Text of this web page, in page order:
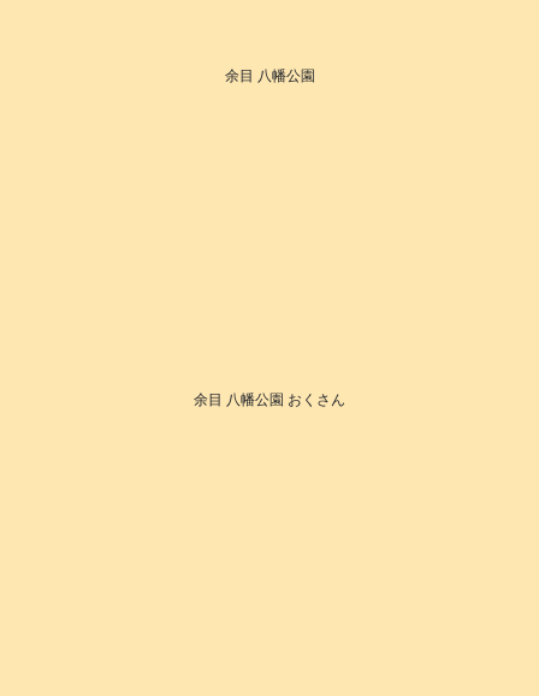
余目 八幡公園
余目 八幡公園 おくさん